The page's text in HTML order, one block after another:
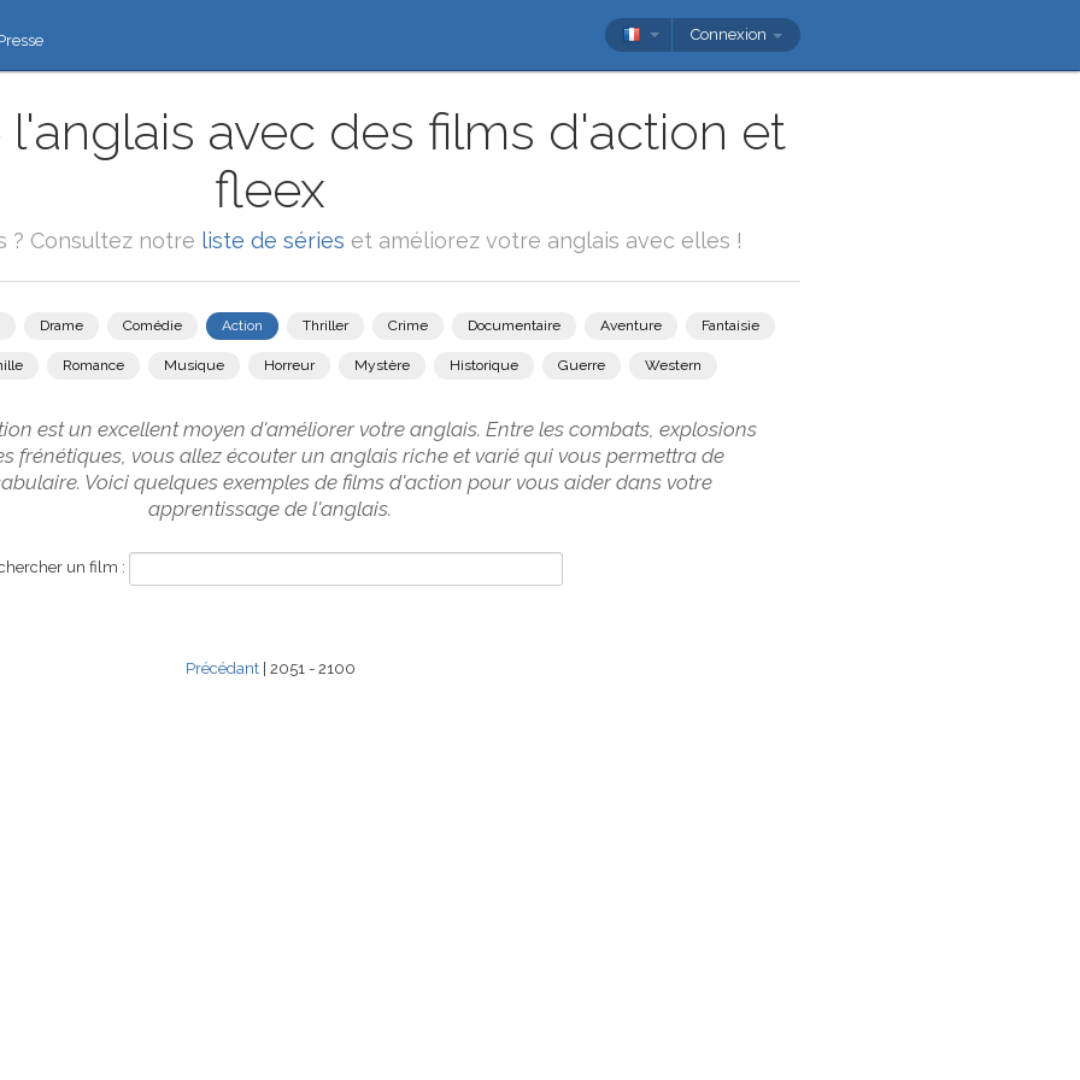
Connexion
avec des films d'action et
fleex
? Consultez notre liste de séries et améliorez votre anglais avec elles !
Drame Comédie Action Thriller Crime Documentaire Aventure Fantaisie
Romance Musique Horreur Mystère Historique Guerre Western
est un excellent moyen d'améliorer votre anglais. Entre les combats, explosions
frénétiques, vous allez écouter un anglais riche et varié qui vous permettra de
Voici quelques exemples de films d'action pour vous aider dans votre
apprentissage de l'anglais.
un film :
Précédant| 2051 - 2100